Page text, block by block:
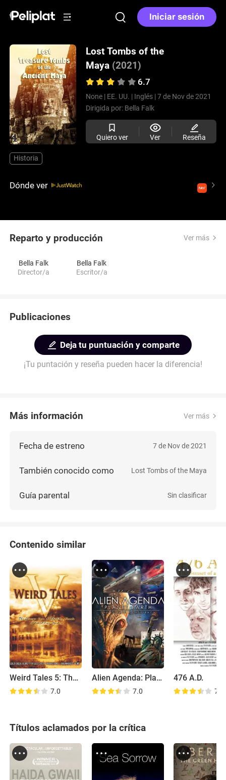
Iniciar sesión
Lost Tombs of the
Maya (2021)
6.7
None | EE. UU. | Inglés | 7 de Nov de 2021
Dirigida por: Bella Falk
Quiero ver Ver Reseña
Historia
Dónde ver
Reparto y producción Ver más
Bella Falk
Director/a
Bella Falk
Escritor/a
Publicaciones
Deja tu puntuación y comparte
¡Tu puntación y reseña pueden hacer la diferencia!
Más información Ver más
Fecha de estreno 7 de Nov de 2021
También conocido como Lost Tombs of the Maya
Guía parental Sin clasificar
Contenido similar
Weird Tales 5: The Strange Case of Rhyolite Nevada
7.0
Alien Agenda: Planet Earth: The Cosmic Conspiracy
7.0
476 A.D.
7.1
Títulos aclamados por la crítica